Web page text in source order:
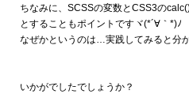
ちなみに、SCSSの変数とCSS3の
とすることもポイントですヾ(*´∀｀*)ﾉ
なぜかというのは…実践してみると分
いかがでしたでしょうか？